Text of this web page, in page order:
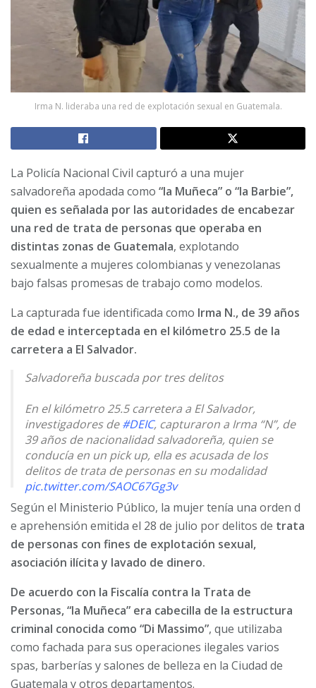
Irma N. lideraba una red de explotación sexual en Guatemala.
La Policía Nacional Civil capturó a una mujer
salvadoreña apodada como “la Muñeca” o “la Barbie”,
quien es señalada por las autoridades de encabezar
una red de trata de personas que operaba en
distintas zonas de Guatemala, explotando
sexualmente a mujeres colombianas y venezolanas
bajo falsas promesas de trabajo como modelos.
La capturada fue identificada como Irma N., de 39 años
de edad e interceptada en el kilómetro 25.5 de la
carretera a El Salvador.
Salvadoreña buscada por tres delitos
En el kilómetro 25.5 carretera a El Salvador,
investigadores de#DEIC, capturaron a Irma “N”, de
39 años de nacionalidad salvadoreña, quien se
conducía en un pick up, ella es acusada de los
delitos de trata de personas en su modalidad
pic.twitter.com/SAOC67Gg3v
— PNC de Guatemala (@PNCdeGuatemala) July 31,
2025
Según el Ministerio Público, la mujer tenía una orden d
e aprehensión emitida el 28 de julio por delitos de trata
de personas con fines de explotación sexual,
asociación ilícita y lavado de dinero.
De acuerdo con la Fiscalía contra la Trata de
Personas, “la Muñeca” era cabecilla de la estructura
criminal conocida como “Di Massimo”, que utilizaba
como fachada para sus operaciones ilegales varios
spas, barberías y salones de belleza en la Ciudad de
Guatemala y otros departamentos.